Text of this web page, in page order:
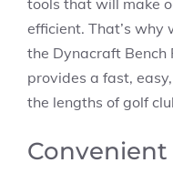
tools that will make
efficient. That’s why
the Dynacraft Bench
provides a fast,
the lengths of golf